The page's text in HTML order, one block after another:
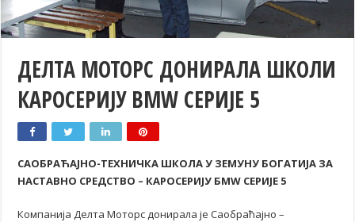
ДЕЛТА МОТОРС ДОНИРАЛА ШКОЛИ
КАРОСЕРИЈУ BMW СЕРИЈЕ 5
САОБРАЋАЈНО-ТЕХНИЧКА ШКОЛА У ЗЕМУНУ БОГАТИЈА ЗА
НАСТАВНО СРЕДСТВО – КАРОСЕРИЈУ БМW СЕРИЈЕ 5
Компанија Делта Моторс донирала је Саобраћајно –